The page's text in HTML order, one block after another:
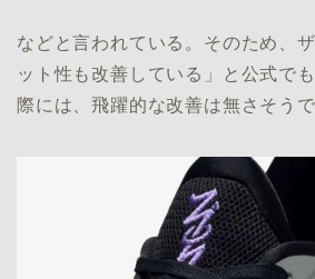
などと言われている。そのため、
ット性も改善している」と公式で
際には、飛躍的な改善は無さそうで